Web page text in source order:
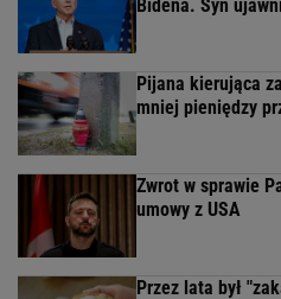
Bidena. Syn
Pijana kierująca
mniej pieniędzy
Zwrot w sprawie
umowy z USA
Przez lata był